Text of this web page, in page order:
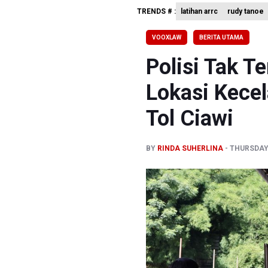
BRIN
KPK
BRIN
TRENDS # : latihan arrc rudy tanoe
VOOXLAW BERITA UTAMA
Polisi Tak
Lokasi
Tol Ciawi
BY RINDA SUHERLINA